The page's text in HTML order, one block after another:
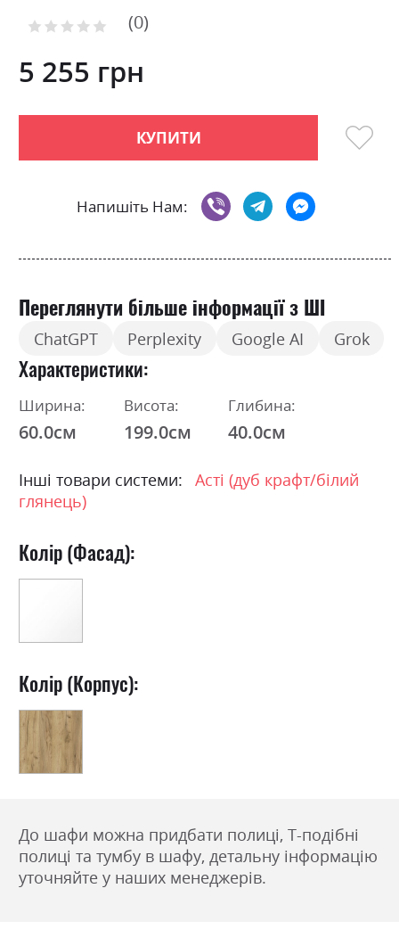
the
of
the
gallery
Рейтинг: 0
5 255 грн
КУПИТИ
Напишіть Нам:
Переглянути більше інформації з ШІ
ChatGPT Perplexity Google AI Grok
Характеристики
Ширина:
60.0см
Висота:
199.0см
Глибина:
40.0см
Інші товари системи:
Асті (дуб крафт/білий
глянець)
Колір (Фасад):
Колір (Корпус):
До шафи можна придбати полиці, Т-подібні
полиці та тумбу в шафу, детальну інформацію
уточняйте у наших менеджерів.